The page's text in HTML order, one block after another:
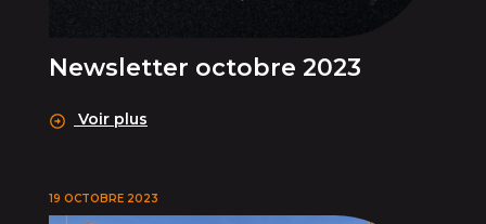
Newsletter octobre 2023
Voir plus
19 OCTOBRE 2023